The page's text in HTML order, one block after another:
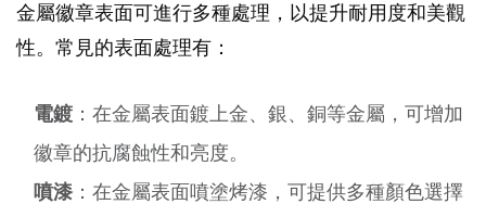
金屬徽章表面可進行多種處理，以提升耐用度和美觀
性。常見的表面處理有：
電鍍 ：在金屬表面鍍上金、銀、銅等金屬，可增加
徽章的抗腐蝕性和亮度。
噴漆 ：在金屬表面噴塗烤漆，可提供多種顏色選擇